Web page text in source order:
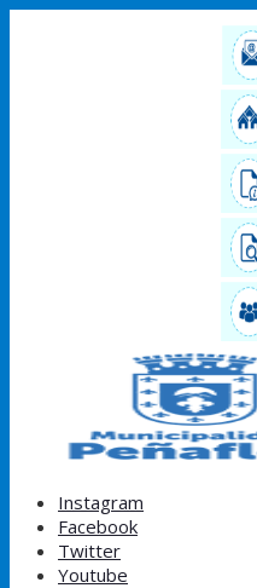
Instagram
Facebook
Twitter
Youtube